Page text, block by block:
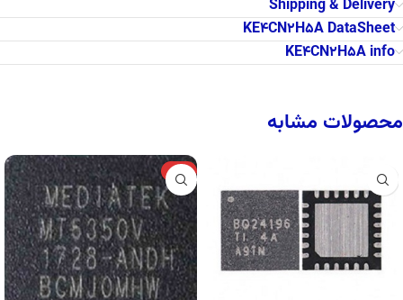
Shipping & Delivery
KE4CN2H5A DataSheet
KE4CN2H5A info
محصولات مشابه
-6%